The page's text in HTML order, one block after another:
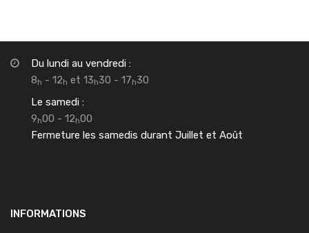
Du lundi au vendredi :
8h - 12h et 13h30 - 17h30
Le samedi :
9h00 - 12h00
Fermeture les samedis durant Juillet et Août
INFORMATIONS